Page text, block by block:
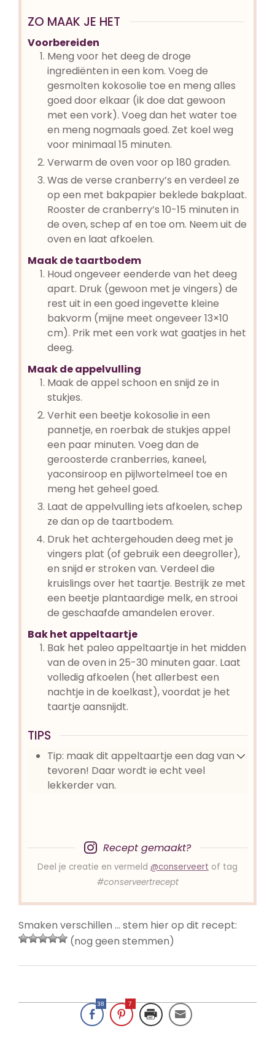
ZO MAAK JE HET
Voorbereiden
Meng voor het deeg de droge
ingrediënten in een kom. Voeg de
gesmolten kokosolie toe en meng alles
goed door elkaar (ik doe dat gewoon
met een vork). Voeg dan het water toe
en meng nogmaals goed. Zet koel weg
voor minimaal 15 minuten.
Verwarm de oven voor op 180 graden.
Was de verse cranberry’s en verdeel ze
op een met bakpapier beklede bakplaat.
Rooster de cranberry’s 10-15 minuten in
de oven, schep af en toe om. Neem uit de
oven en laat afkoelen.
Maak de taartbodem
Houd ongeveer eenderde van het deeg
apart. Druk (gewoon met je vingers) de
rest uit in een goed ingevette kleine
bakvorm (mijne meet ongeveer 13×10
cm). Prik met een vork wat gaatjes in het
deeg.
Maak de appelvulling
Maak de appel schoon en snijd ze in
stukjes.
Verhit een beetje kokosolie in een
pannetje, en roerbak de stukjes appel
een paar minuten. Voeg dan de
geroosterde cranberries, kaneel,
yaconsiroop en pijlwortelmeel toe en
meng het geheel goed.
Laat de appelvulling iets afkoelen, schep
ze dan op de taartbodem.
Druk het achtergehouden deeg met je
vingers plat (of gebruik een deegroller),
en snijd er stroken van. Verdeel die
kruislings over het taartje. Bestrijk ze met
een beetje plantaardige melk, en strooi
de geschaafde amandelen erover.
Bak het appeltaartje
Bak het paleo appeltaartje in het midden
van de oven in 25-30 minuten gaar. Laat
volledig afkoelen (het allerbest een
nachtje in de koelkast), voordat je het
taartje aansnijdt.
TIPS
Tip: maak dit appeltaartje een dag van
tevoren! Daar wordt ie echt veel
lekkerder van.
Recept gemaakt?
Deel je creatie en vermeld @conserveert of tag
#conserveertrecept
Smaken verschillen … stem hier op dit recept:
(nog geen stemmen)
38 7